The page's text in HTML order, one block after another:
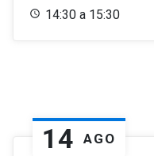
14:30 a 15:30
14 AGO